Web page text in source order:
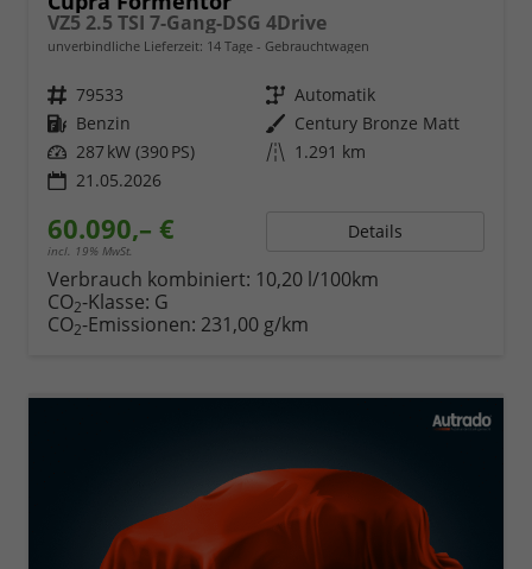
VZ5 2.5 TSI 7-Gang-DSG 4Drive
unverbindliche Lieferzeit: 14 Tage Gebrauchtwagen
Fahrzeugnr. 79533 Getriebe Automatik
Kraftstoff Benzin Außenfarbe Century Bronze Matt
Leistung 287 kW (390 PS) Kilometerstand 1.291 km
21.05.2026
60.090,– €
incl. 19% MwSt.
Details
Verbrauch kombiniert: 10,20 l/100km
CO2-Klasse: G
CO2-Emissionen: 231,00 g/km